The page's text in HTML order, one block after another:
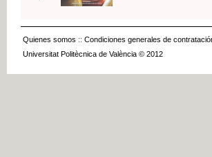
Quienes somos :: Condiciones generales de
Universitat Politècnica de València © 2012